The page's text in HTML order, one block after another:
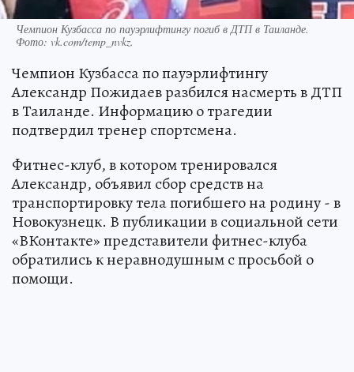
Чемпион Кузбасса по пауэрлифтингу погиб в ДТП в Таиланде.
Фото: vk.com/temp_nvkz.
Чемпион Кузбасса по пауэрлифтингу
Александр Пожидаев разбился насмерть в ДТП
в Таиланде. Информацию о трагедии
подтвердил тренер спортсмена.
Фитнес-клуб, в котором тренировался
Александр, объявил сбор средств на
транспортировку тела погибшего на родину - в
Новокузнецк. В публикации в социальной сети
«ВКонтакте» представители фитнес-клуба
обратились к неравнодушным с просьбой о
помощи.